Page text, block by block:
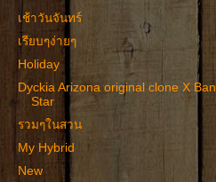
เช้าวันจันทร์
เรียบๆง่ายๆ
Holiday
Dyckia Arizona original clone X
Star
รวมๆในสวน
My Hybrid
New